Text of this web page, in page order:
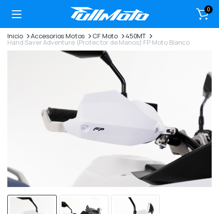
0
Inicio Accesorios Motos CF Moto 450MT
Hand Saver Adventure (Protector de Manos) FP Moto Blanco